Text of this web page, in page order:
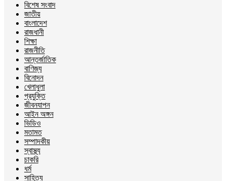
বিশেষ সংবাদ
জাতীয়
বাংলাদেশ
রাজধানী
শিক্ষা
রাজনীতি
আন্তর্জাতিক
বাণিজ্য
বিনোদন
খেলাধুলা
প্রযুক্তি
জীবনযাপন
আইন অঙ্গন
ভিডিও
মতামত
সম্পাদকীয়
স্বাস্থ্য
চাকরি
ধর্ম
সাহিত্য